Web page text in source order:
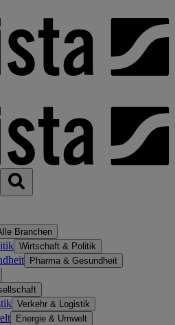
Branchen
Wirtschaft & Politik
Pharma & Gesundheit
Verkehr & Logistik
Energie & Umwelt